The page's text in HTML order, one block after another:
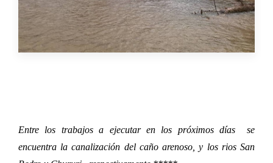
Entre los trabajos a ejecutar en los próximos días se
encuentra la canalización del caño arenoso, y los rios San